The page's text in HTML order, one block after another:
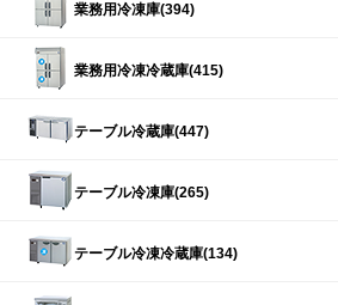
業務用冷凍庫(394)
業務用冷凍冷蔵庫(415)
テーブル冷蔵庫(447)
テーブル冷凍庫(265)
テーブル冷凍冷蔵庫(134)